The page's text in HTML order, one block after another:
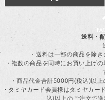
送料・
・送料は一部の商品を除
・複数の商品を同時にお買い上げ
・商品代金合計5000円(税込)以
・タミヤカード会員様はタミヤカ
込)以上のご注文で送